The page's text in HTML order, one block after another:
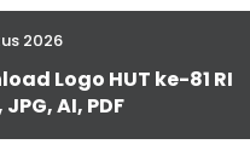
2026
Logo HUT ke-81 RI
AI, PDF